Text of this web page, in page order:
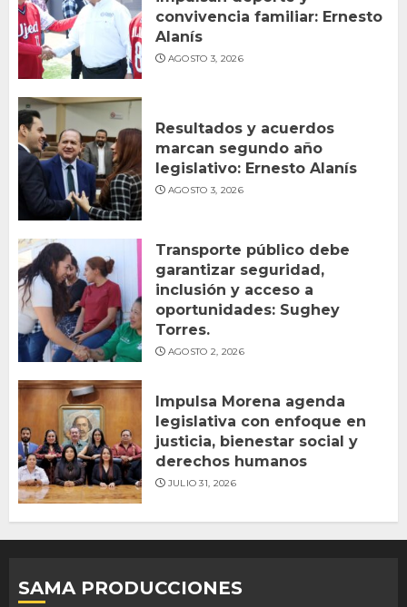
convivencia familiar: Ernesto
Alanís
AGOSTO 3, 2026
Resultados y acuerdos
marcan segundo año
legislativo: Ernesto Alanís
AGOSTO 3, 2026
Transporte público debe
garantizar seguridad,
inclusión y acceso a
oportunidades: Sughey
Torres.
AGOSTO 2, 2026
Impulsa Morena agenda
legislativa con enfoque en
justicia, bienestar social y
derechos humanos
JULIO 31, 2026
SAMA PRODUCCIONES